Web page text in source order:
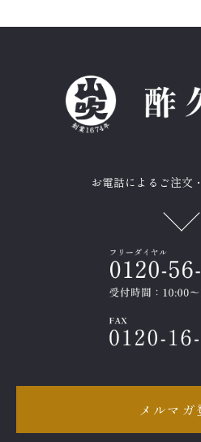
お電話によるご注文
メルマガ